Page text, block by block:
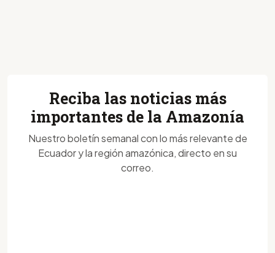
Reciba las noticias más
importantes de la Amazonía
Nuestro boletín semanal con lo más relevante de
Ecuador y la región amazónica, directo en su
correo.